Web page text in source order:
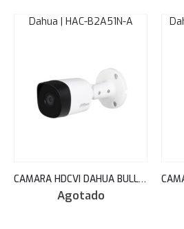
Dahua | HAC-B2A51N-A
CAMARA HDCVI DAHUA BULLET IR 20M 5MP IP67 2.8MM 20 FPS HAC-B2A51N-A
Agotado